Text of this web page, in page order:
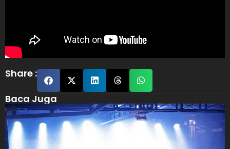
Share :
Baca Juga